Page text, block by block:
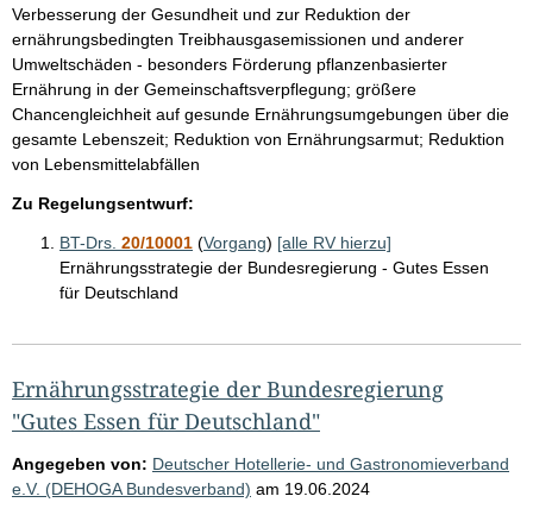
Verbesserung der Gesundheit und zur Reduktion der
ernährungsbedingten Treibhausgasemissionen und anderer
Umweltschäden - besonders Förderung pflanzenbasierter
Ernährung in der Gemeinschaftsverpflegung; größere
Chancengleichheit auf gesunde Ernährungsumgebungen über die
gesamte Lebenszeit; Reduktion von Ernährungsarmut; Reduktion
von Lebensmittelabfällen
Zu Regelungsentwurf:
BT-Drs. 20/10001 (Vorgang) [alle RV hierzu]
Ernährungsstrategie der Bundesregierung - Gutes Essen
für Deutschland
Ernährungsstrategie der Bundesregierung
"Gutes Essen für Deutschland"
Angegeben von: Deutscher Hotellerie- und Gastronomieverband
e.V. (DEHOGA Bundesverband) am 19.06.2024